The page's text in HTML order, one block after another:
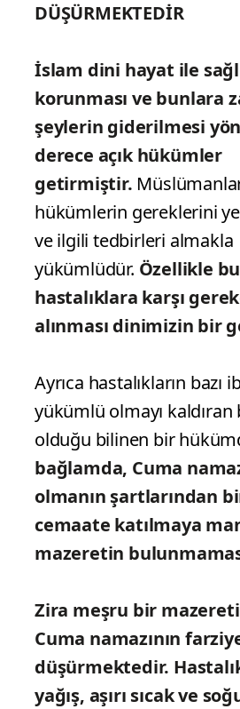
DÜŞÜRMEKTEDİR
İslam dini hayat ile
korunması ve bunlara
şeylerin giderilmesi
derece açık hükümler
getirmiştir.
hükümlerin gereklerini
ve ilgili tedbirleri almakla
yükümlüdür. Özellikle
hastalıklara karşı
alınması dinimizin bir
Ayrıca hastalıkların bazı
yükümlü olmayı
olduğu bilinen bir
bağlamda, Cuma
olmanın şartlarından
cemaate katılmaya
mazeretin
Zira meşru bir
Cuma namazının
düşürmektedir.
yağış, aşırı sıcak ve